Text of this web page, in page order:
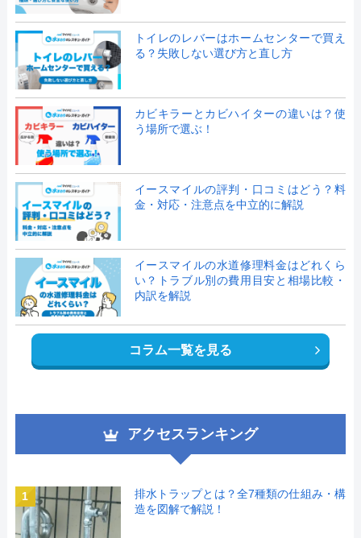
トイレのレバーはホームセンターで買え
る？失敗しない選び方と直し方
カビキラーとカビハイターの違いは？使
う場所で選ぶ！
イースマイルの評判・口コミはどう？料
金・対応・注意点を中立的に解説
イースマイルの水道修理料金はどれくら
い？トラブル別の費用目安と相場比較・
内訳を解説
コラム一覧を見る
アクセスランキング
1
排水トラップとは？全7種類の仕組み・構
造を図解で解説！